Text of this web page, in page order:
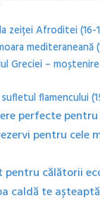
zeiței Afroditei (16-
mediteraneană
Greciei –
flamencului
perfecte
pentru cele
călătorii
caldă te